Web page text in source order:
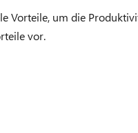
Vorteile, um die
vor.